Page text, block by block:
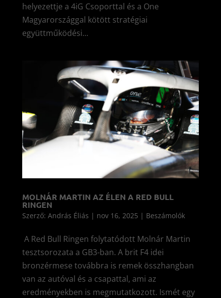
helyezettje a 4iG Csoporttal és a One
Magyarországgal kötött stratégiai
együttműködési...
MOLNÁR MARTIN AZ ÉLEN A RED BULL
RINGEN
Szerző: András Éliás | nov 16, 2025 | Beszámolók
A Red Bull Ringen folytatódott Molnár Martin
tesztsorozata a GB3-ban. A brit F4 idei
bronzérmese továbbra is remek összhangban
van az autóval és a csapattal, ami az
eredményekben is megmutatkozott. Ismét egy